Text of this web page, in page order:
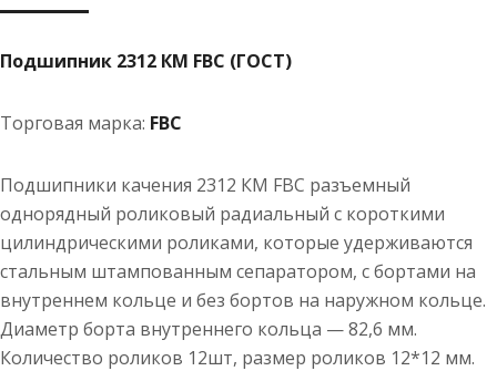
Подшипник 2312 КМ FBC (ГОСТ)
Торговая марка: FBC
Подшипники качения 2312 КМ FBC разъемный
однорядный роликовый радиальный с короткими
цилиндрическими роликами, которые удерживаются
стальным штампованным сепаратором, с бортами на
внутреннем кольце и без бортов на наружном кольце.
Диаметр борта внутреннего кольца — 82,6 мм.
Количество роликов 12шт, размер роликов 12*12 мм.